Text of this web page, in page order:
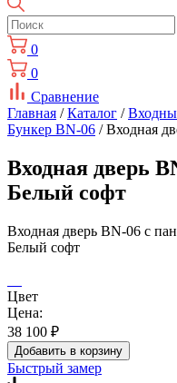
0
0
Сравнение
Главная /Каталог /
Бункер BN-06 / Входная
Входная дверь
Белый софт
Входная дверь BN-06 с
Белый софт
Цвет
Цена:
38 100 ₽
Добавить в корзину
Быстрый замер